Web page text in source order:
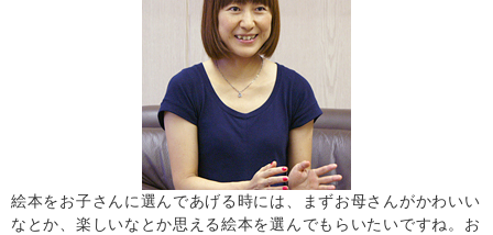
絵本をお子さんに選んであげる時には、まずお母さんがかわいい
なとか、楽しいなとか思える絵本を選んでもらいたいですね。お